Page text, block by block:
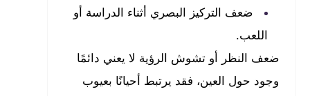
ضعف التركيز البصري أثناء الدراسة أو
اللعب.
ضعف النظر أو تشوش الرؤية لا يعني دائمًا
وجود حول العين، فقد يرتبط أحيانًا بعيوب